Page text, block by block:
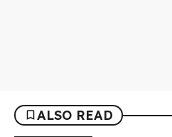
ALSO READ